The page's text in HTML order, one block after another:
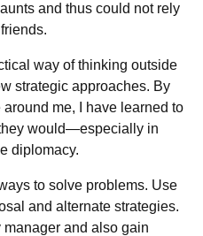
and thus could not rely
way of thinking outside
strategic approaches. By
me, I have learned to
would—especially in
diplomacy.
to solve problems. Use
and alternate strategies.
manager and also gain